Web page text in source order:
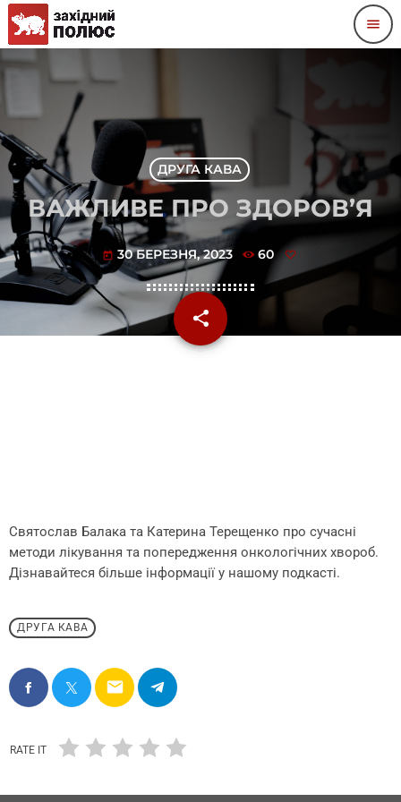
menu
ДРУГА КАВА
ВАЖЛИВЕ ПРО ЗДОРОВ’Я
today 30 БЕРЕЗНЯ, 2023 60
share
email
Святослав Балака та Катерина Терещенко про сучасні
методи лікування та попередження онкологічних хвороб.
Дізнавайтеся більше інформації у нашому подкасті.
ДРУГА КАВА
email
RATE IT